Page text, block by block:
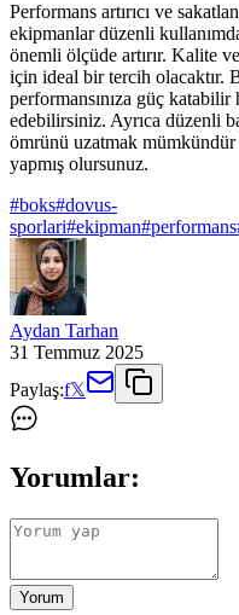
Performans artırıcı ve
ekipmanlar düzenli
önemli ölçüde artırır. Kalite
için ideal bir tercih olacaktır.
performansınıza güç
edebilirsiniz. Ayrıca düzenli
ömrünü uzatmak
yapmış olursunuz.
#boks#dovus-
sporlari#ekipman#performans
Aydan Tarhan
31 Temmuz 2025
Paylaş:f𝕏
Yorumlar:
Yorum